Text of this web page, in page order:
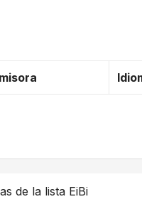
de la lista EiBi